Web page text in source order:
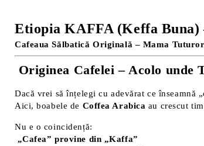
Etiopia KAFFA (Keffa Buna)
Cafeaua Sălbatică Originală – Mama
Originea Cafelei – Acolo unde
Dacă vrei să înțelegi cu adevărat ce înseamnă
Aici, boabele de Coffea Arabica au crescut
Nu e o coincidență:
„Cafea” provine din „Kaffa”